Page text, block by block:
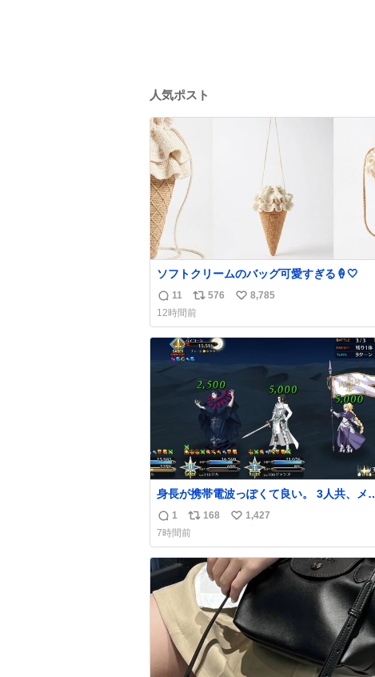
人気ポスト
ソフトクリームのバッグ可愛すぎる🍦🤍
返
信
数
11
リ
ポ
ス
ト
576
い
ね
8,785
12時間前
身長が携帯電波っぽくて良い。 3人共、メ
チャ強くなった。 しかし回復量凄いな。 📖
S.T.S⚔️🚩
返
信
数
1
リ
ポ
ス
ト
数
168
い
ね
数
1,427
7時間前